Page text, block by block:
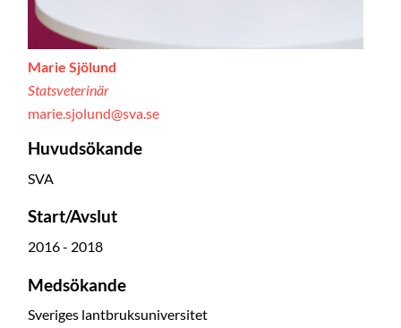
Marie Sjölund
Statsveterinär
marie.sjolund@sva.se
Huvudsökande
SVA
Start/Avslut
2016 - 2018
Medsökande
Sveriges lantbruksuniversitet